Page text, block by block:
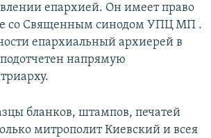
епархией. Он имеет право
со Священным синодом УПЦ МП .
епархиальный архиерей в
напрямую
бланков, штампов, печатей
митрополит Киевский и всея